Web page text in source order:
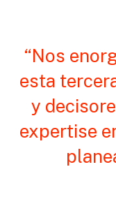
“Nos
esta
y
expertise